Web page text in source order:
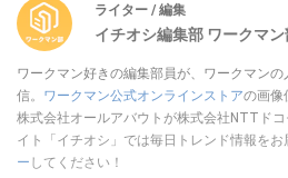
ライター / 編集
イチオシ編集部 ワークマン
ワークマン好きの編集部員が、ワークマン
信。 ワークマン公式オンラインストアの画像
株式会社オールアバウトが株式会社NTTド
イト「イチオシ」では毎日トレンド情報をお
ー してください！